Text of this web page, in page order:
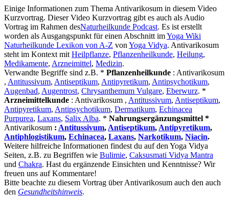
Einige Informationen zum Thema Antivarikosum in diesem Video
Kurzvortrag. Dieser Video Kurzvortrag gibt es auch als Audio
Vortrag im Rahmen desNaturheilkunde Podcast. Es ist erstellt
worden als Ausgangspunkt für einen Abschnitt imYoga Wiki
Naturheilkunde Lexikon von A-Z vonYoga Vidya. Antivarikosum
steht im Kontext mitHeilpflanze, Pflanzenheilkunde, Heilung,
Medikamente, Arzneimittel, Medizin.
Verwandte Begriffe sind z.B. * Pflanzenheilkunde : Antivarikosum
, Antitussivum, Antiseptikum, Antipyretikum, Antipsychotikum,
Augenbad, Augentrost, Chrysanthemum Vulgare, Eberwurz. *
Arzneimittelkunde : Antivarikosum , Antitussivum, Antiseptikum,
Antipyretikum, Antipsychotikum, Dermatikum, Echinacea
Purpurea, Laxans, Salix Alba. * Nahrungsergänzungsmittel *
Antivarikosum : Antitussivum,Antiseptikum,Antipyretikum,
Antiphlogistikum, Echinacea, Laxans, Narkotikum, Niacin.
Weitere hilfreiche Informationen findest du auf den Yoga Vidya
Seiten, z.B. zu Begriffen wie Bulimie, Caksusmati Vidya Mantra
und Chakra. Hast du ergänzende Einsichten und Kenntnisse? Wir
freuen uns auf Kommentare!
Bitte beachte zu diesem Vortrag über Antivarikosum auch den auch
den Gesundheitshinweis.